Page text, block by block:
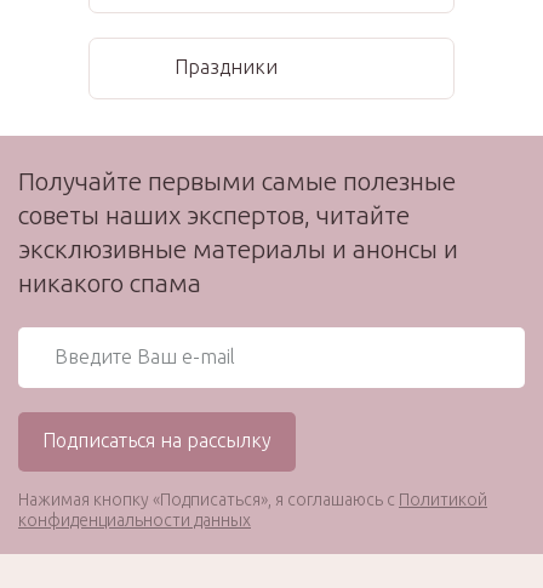
Праздники
Получайте первыми самые полезные
советы наших экспертов, читайте
эксклюзивные материалы и анонсы и
никакого спама
Нажимая кнопку «Подписаться», я соглашаюсь с Политикой
конфиденциальности данных